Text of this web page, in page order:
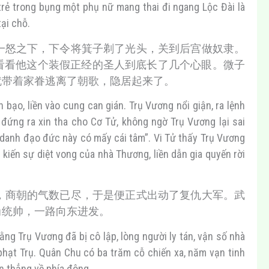
trong bụng một phụ nữ mang thai đi ngang Lộc Đài là
chỗ.
之下，下令将箕子剃了光头，关到后宫做奴隶。
他这个装假正经的圣人到底长了几个心眼。微子
着家眷逃离了朝歌，隐居起来了。
liền vào cung can gián. Trụ Vương nổi giận, ra lệnh
ra xin tha cho Cơ Tử, không ngờ Trụ Vương lại sai
đạo đức này có mấy cái tâm”. Vi Tử thấy Trụ Vương
sự diệt vong của nhà Thương, liền dẫn gia quyến rời
朝的气数已尽，于是便正式出动了复仇大军。武
帅，一路向东进发。
Trụ Vương đã bị cô lập, lòng người ly tán, vận số nhà
Trụ. Quân Chu có ba trăm cỗ chiến xa, năm vạn tinh